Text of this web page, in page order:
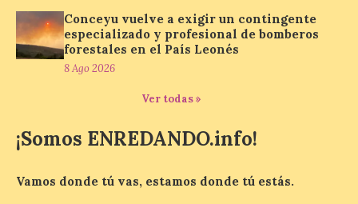
10 Ago 2026
Nicanor Sen reivindica en
del Gobierno de España
con los pueblos y el medio
capacidad de los pequeños municipios
para generar actividad económica, atraer
tradiciones. La feria […]
Conceyu vuelve a exigir un contingente
especializado y profesional de bomberos
forestales en el País Leonés
8 Ago 2026
Ver todas »
¡Somos ENREDANDO.info!
Vamos donde tú vas, estamos donde tú estás.